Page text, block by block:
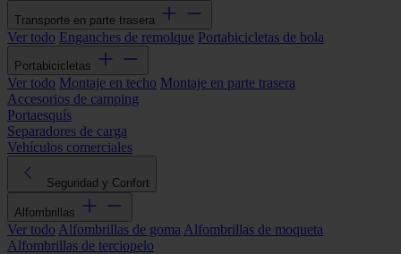
Transporte en parte trasera
Ver todo Enganches de remolque Portabicicletas de bola
Portabicicletas
Ver todo Montaje en techo Montaje en parte trasera
Accesorios de camping
Portaesquís
Separadores de carga
Vehículos comerciales
Seguridad y Confort
Alfombrillas
Ver todo Alfombrillas de goma Alfombrillas de moqueta
Alfombrillas de terciopelo